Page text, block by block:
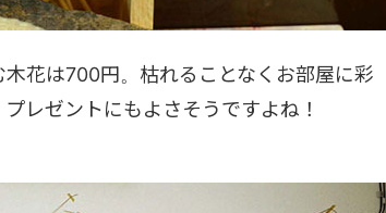
花は700円。枯れることなくお部屋に彩
レゼントにもよさそうですよね！